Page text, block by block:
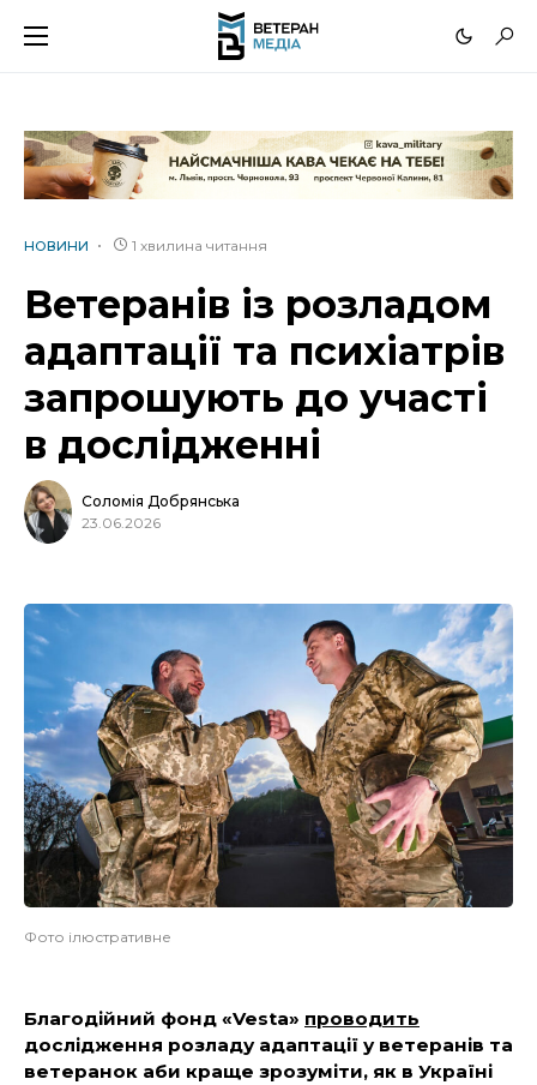
НОВИНИ 1 хвилина читання
Ветеранів із розладом
адаптації та психіатрів
запрошують до участі
в дослідженні
Соломія Добрянська
23.06.2026
Фото ілюстративне
Благодійний фонд «Vesta» проводить
дослідження розладу адаптації у ветеранів та
ветеранок аби краще зрозуміти, як в Україні